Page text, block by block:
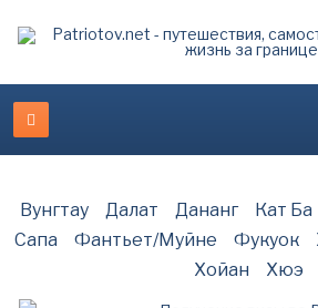
Вунгтау Далат Дананг Кат Ба
Сапа
Фантьет/Муйне Фукуок
Хойан
Хюэ